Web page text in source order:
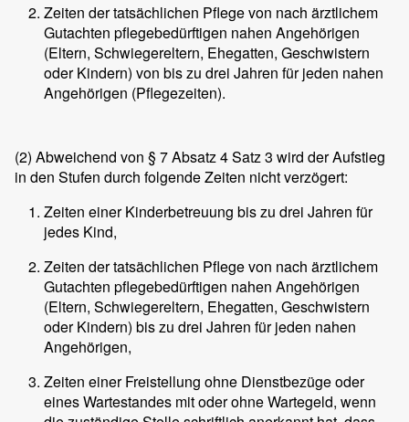
Zeiten der tatsächlichen Pflege von nach ärztlichem
Gutachten pflegebedürftigen nahen Angehörigen
(Eltern, Schwiegereltern, Ehegatten, Geschwistern
oder Kindern) von bis zu drei Jahren für jeden nahen
Angehörigen (Pflegezeiten).
(2) Abweichend von § 7 Absatz 4 Satz 3 wird der Aufstieg
in den Stufen durch folgende Zeiten nicht verzögert:
Zeiten einer Kinderbetreuung bis zu drei Jahren für
jedes Kind,
Zeiten der tatsächlichen Pflege von nach ärztlichem
Gutachten pflegebedürftigen nahen Angehörigen
(Eltern, Schwiegereltern, Ehegatten, Geschwistern
oder Kindern) bis zu drei Jahren für jeden nahen
Angehörigen,
Zeiten einer Freistellung ohne Dienstbezüge oder
eines Wartestandes mit oder ohne Wartegeld, wenn